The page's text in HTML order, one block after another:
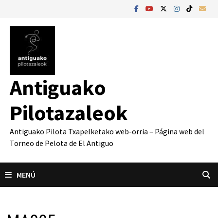
contenido
Antiguako
Pilotazaleok
Antiguako Pilota Txapelketako web-orria – Página web del
Torneo de Pelota de El Antiguo
MENÚ